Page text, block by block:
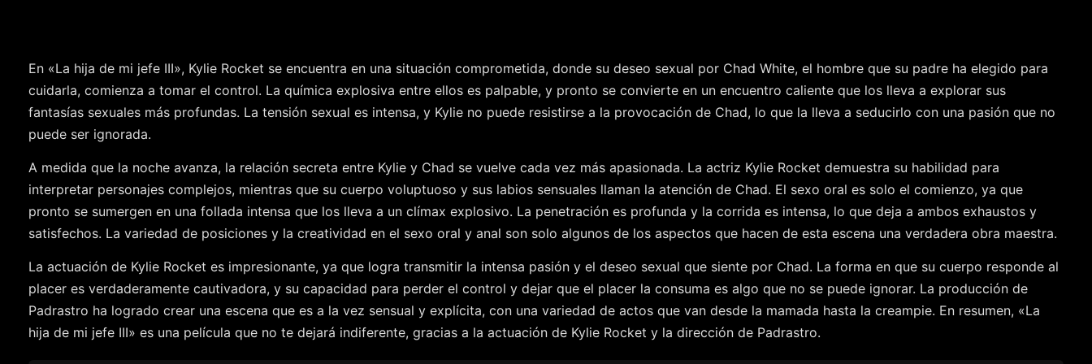
En «La hija de mi jefe III», Kylie Rocket se encuentra en una situación comprometida, donde su deseo sexual por Chad White, el hombre que su padre ha elegido para
cuidarla, comienza a tomar el control. La química explosiva entre ellos es palpable, y pronto se convierte en un encuentro caliente que los lleva a explorar sus
fantasías sexuales más profundas. La tensión sexual es intensa, y Kylie no puede resistirse a la provocación de Chad, lo que la lleva a seducirlo con una pasión que no
puede ser ignorada.
A medida que la noche avanza, la relación secreta entre Kylie y Chad se vuelve cada vez más apasionada. La actriz Kylie Rocket demuestra su habilidad para
interpretar personajes complejos, mientras que su cuerpo voluptuoso y sus labios sensuales llaman la atención de Chad. El sexo oral es solo el comienzo, ya que
pronto se sumergen en una follada intensa que los lleva a un clímax explosivo. La penetración es profunda y la corrida es intensa, lo que deja a ambos exhaustos y
satisfechos. La variedad de posiciones y la creatividad en el sexo oral y anal son solo algunos de los aspectos que hacen de esta escena una verdadera obra maestra.
La actuación de Kylie Rocket es impresionante, ya que logra transmitir la intensa pasión y el deseo sexual que siente por Chad. La forma en que su cuerpo responde al
placer es verdaderamente cautivadora, y su capacidad para perder el control y dejar que el placer la consuma es algo que no se puede ignorar. La producción de
Padrastro ha logrado crear una escena que es a la vez sensual y explícita, con una variedad de actos que van desde la mamada hasta la creampie. En resumen, «La
hija de mi jefe III» es una película que no te dejará indiferente, gracias a la actuación de Kylie Rocket y la dirección de Padrastro.